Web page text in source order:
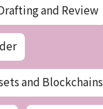
and Review
and Blockchains